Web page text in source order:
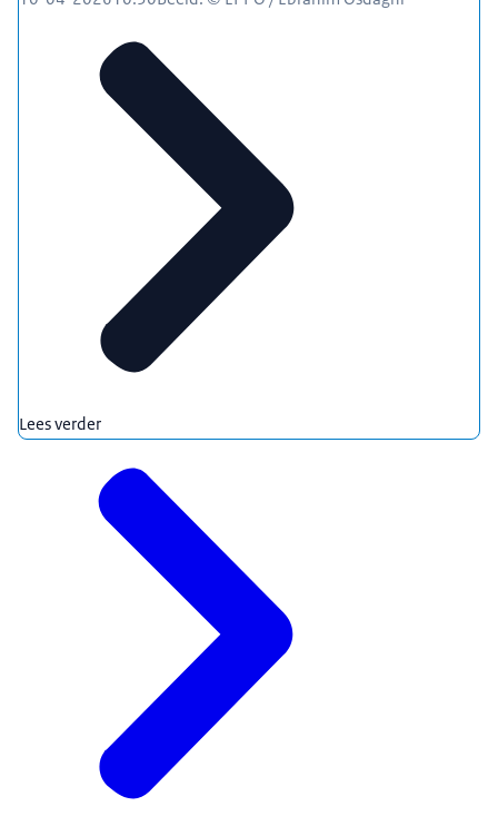
Lees verder